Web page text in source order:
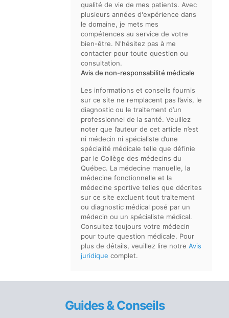
qualité de vie de mes patients. Avec
plusieurs années d'expérience dans
le domaine, je mets mes
compétences au service de votre
bien-être. N'hésitez pas à me
contacter pour toute question ou
consultation.
Avis de non-responsabilité médicale
Les informations et conseils fournis
sur ce site ne remplacent pas l’avis, le
diagnostic ou le traitement d’un
professionnel de la santé. Veuillez
noter que l’auteur de cet article n’est
ni médecin ni spécialiste d’une
spécialité médicale telle que définie
par le Collège des médecins du
Québec. La médecine manuelle, la
médecine fonctionnelle et la
médecine sportive telles que décrites
sur ce site excluent tout traitement
ou diagnostic médical posé par un
médecin ou un spécialiste médical.
Consultez toujours votre médecin
pour toute question médicale. Pour
plus de détails, veuillez lire notre Avis
juridique complet.
Guides & Conseils